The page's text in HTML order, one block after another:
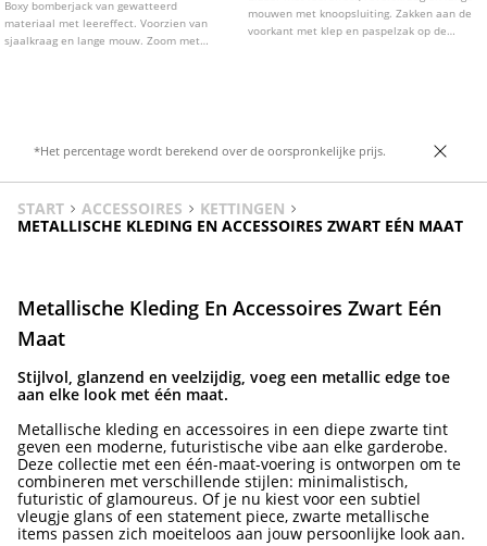
Boxy bomberjack van gewatteerd
materiaal met leereffect. Voorzien van
sjaalkraag en lange mouw. Zoom met
mouwen met knoopsluiting. Zakken aan de
voorkant met klep en paspelzak op de
*Het percentage wordt berekend over de oorspronkelijke prijs.
START ACCESSOIRES
KETTINGEN
METALLISCHE KLEDING EN ACCESSOIRES ZWART EÉN MAAT
Metallische Kleding En Accessoires Zwart Eén
Maat
Stijlvol, glanzend en veelzijdig, voeg een metallic edge toe
aan elke look met één maat.
Metallische kleding en accessoires in een diepe zwarte tint
geven een moderne, futuristische vibe aan elke garderobe.
Deze collectie met een één-maat-voering is ontworpen om te
combineren met verschillende stijlen: minimalistisch,
futuristic of glamoureus. Of je nu kiest voor een subtiel
vleugje glans of een statement piece, zwarte metallische
items passen zich moeiteloos aan jouw persoonlijke look aan.